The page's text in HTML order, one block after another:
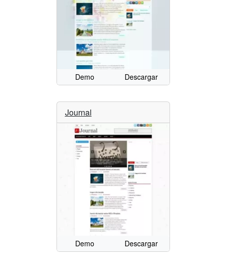
Demo Descargar
Journal
Demo Descargar